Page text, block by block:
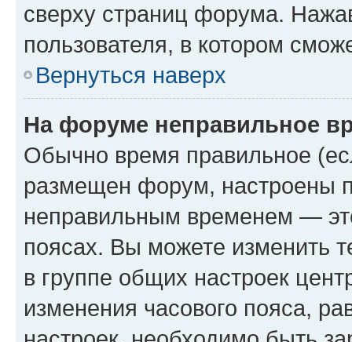
сверху страниц форума.
пользователя, в котором
Вернуться наверх
На форуме неправильное
Обычно время правильное
размещен форум, настроены
неправильным временем —
поясах. Вы можете изменить
в группе общих настроек
изменения часового пояса,